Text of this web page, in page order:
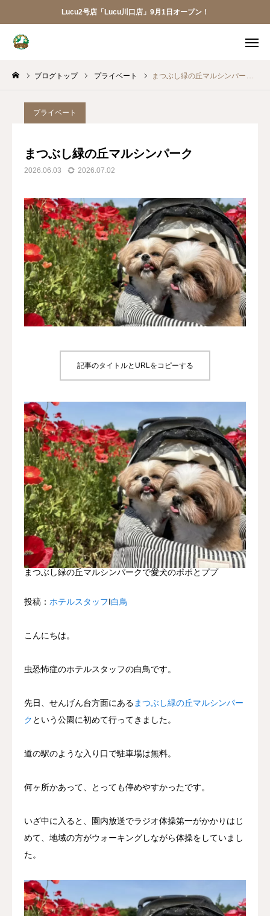
Lucu2号店「Lucu川口店」9月1日オープン！
ブログトップ プライベート まつぶし緑の丘マルシンパーク
プライベート
まつぶし緑の丘マルシンパーク
2026.06.03 2026.07.02
記事のタイトルとURLをコピーする
まつぶし緑の丘マルシンパークで愛犬のポポとププ
投稿： ホテルスタッフΙ白鳥
こんにちは。
虫恐怖症のホテルスタッフの白鳥です。
先日、せんげん台方面にある まつぶし緑の丘マルシンパー
ク という公園に初めて行ってきました。
道の駅のような入り口で駐車場は無料。
何ヶ所かあって、とっても停めやすかったです。
いざ中に入ると、園内放送でラジオ体操第一がかかりはじ
めて、地域の方がウォーキングしながら体操をしていまし
た。
ご予約 アクセス
お電話
Lucu川口店
トリミング
ペットホテル
犬の幼稚園
犬の送迎
ドッグカフェ
室内ドッグラン
NEWS
会社概要